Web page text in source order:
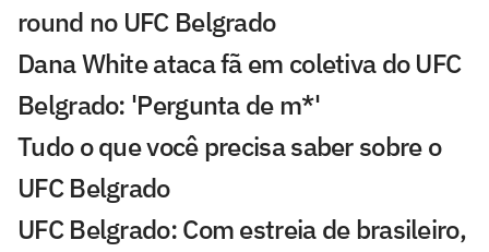
round no UFC Belgrado
Dana White ataca fã em coletiva do UFC
Belgrado: 'Pergunta de m*'
Tudo o que você precisa saber sobre o
UFC Belgrado
UFC Belgrado: Com estreia de brasileiro,